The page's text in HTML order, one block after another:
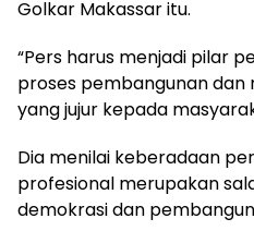
Golkar Makassar itu.
“Pers harus menjadi pilar
proses pembangunan
yang jujur kepada
Dia menilai keberadaan
profesional merupakan
demokrasi dan